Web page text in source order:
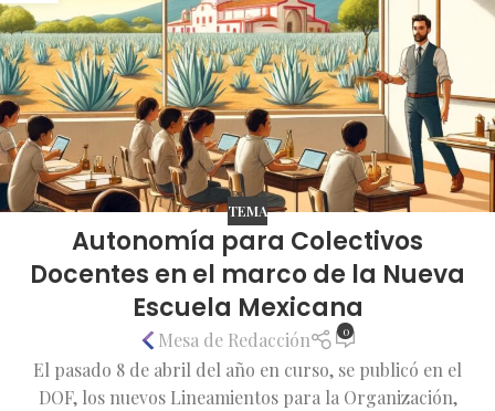
TEMA
Autonomía para Colectivos
Docentes en el marco de la Nueva
Escuela Mexicana
Mesa de Redacción 0
El pasado 8 de abril del año en curso, se publicó en el
DOF, los nuevos Lineamientos para la Organización,